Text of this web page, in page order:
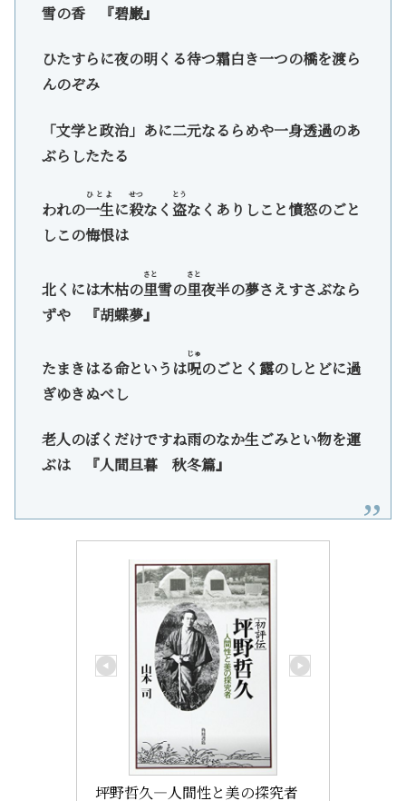
雪の香 『碧巌』
ひたすらに夜の明くる待つ霜白き一つの橋を渡ら
んのぞみ
「文学と政治」あに二元なるらめや一身透過のあ
ぶらしたたる
われの一生
ひとよ
に殺
せつ
なく 盗
とう
なくありしこと憤怒のごと
しこの悔恨は
北くには木枯の里
さと
雪の里
さと
夜半の夢さえすさぶなら
ずや 『胡蝶夢』
たまきはる命というは呪
じゅ
のごとく露のしとどに過
ぎゆきぬべし
老人のぼくだけですね雨のなか生ごみとい物を運
ぶは 『人間旦暮 秋冬篇』
坪野哲久―人間性と美の探究者